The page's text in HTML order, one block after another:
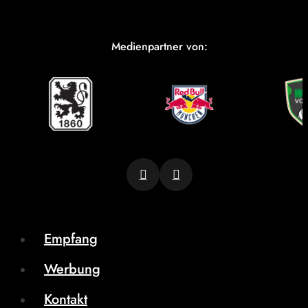
Medienpartner von:
Empfang
Werbung
Kontakt